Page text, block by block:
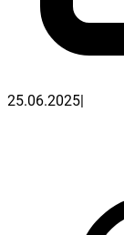
25.06.2025|